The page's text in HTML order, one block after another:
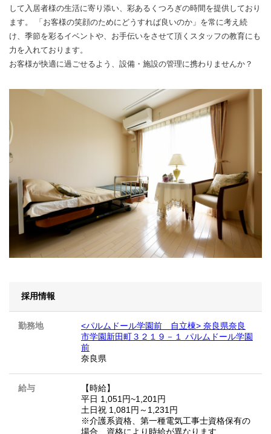
して入居者様の生活に寄り添い、彩あるくつろぎの時間を提供しており
ます。 「お客様の笑顔のためにどうすれば良いのか」を常に考え続
け、季節を彩るイベントや、お手伝いをさせて頂くスタッフの教育にも
力を入れております。
お客様が快適に過ごせるよう、設備・施設の管理に携わりませんか？
採用情報
勤務地
<パルムドール学園前 自立棟> 奈良県奈良
市学園新田町３２１９－１ パルムドール学園
前
奈良県
給与
【時給】
平日 1,051円~1,201円
土日祝 1,081円～1,231円
※介護系資格、第一種電気工事士資格保有の
場合、資格により時給が異なります